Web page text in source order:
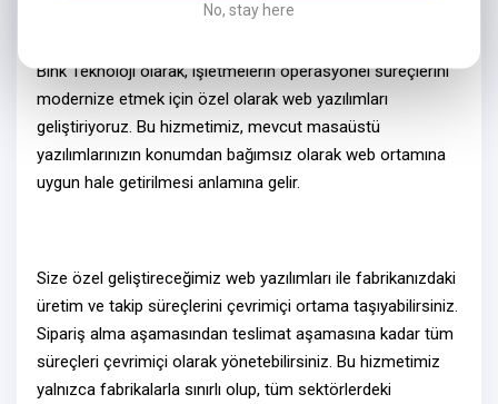
Bink Teknoloji olarak, işletmelerin operasyonel süreçlerini
modernize etmek için özel olarak web yazılımları
geliştiriyoruz. Bu hizmetimiz, mevcut masaüstü
yazılımlarınızın konumdan bağımsız olarak web ortamına
uygun hale getirilmesi anlamına gelir.
Size özel geliştireceğimiz web yazılımları ile fabrikanızdaki
üretim ve takip süreçlerini çevrimiçi ortama taşıyabilirsiniz.
Sipariş alma aşamasından teslimat aşamasına kadar tüm
süreçleri çevrimiçi olarak yönetebilirsiniz. Bu hizmetimiz
yalnızca fabrikalarla sınırlı olup, tüm sektörlerdeki
No, stay here